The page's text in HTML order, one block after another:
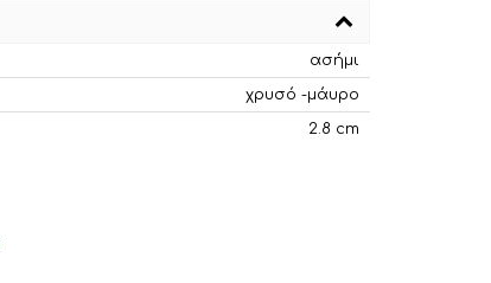
ασήμι
χρυσό -μάυρο
2.8 cm